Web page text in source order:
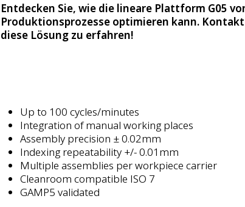
Entdecken Sie, wie die lineare Plattform G05
Produktionsprozesse optimieren kann.
diese Lösung zu erfahren!
Up to 100 cycles/minutes
Integration of manual working places
Assembly precision ± 0.02mm
Indexing repeatability +/- 0.01mm
Multiple assemblies per workpiece carrier
Cleanroom compatible ISO 7
GAMP5 validated